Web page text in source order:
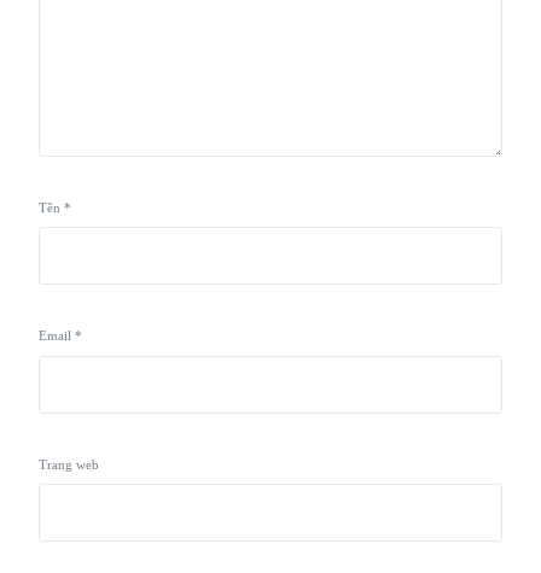
Tên*
Email*
Trang web